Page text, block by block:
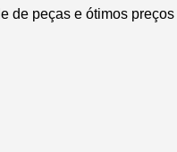
de peças e ótimos